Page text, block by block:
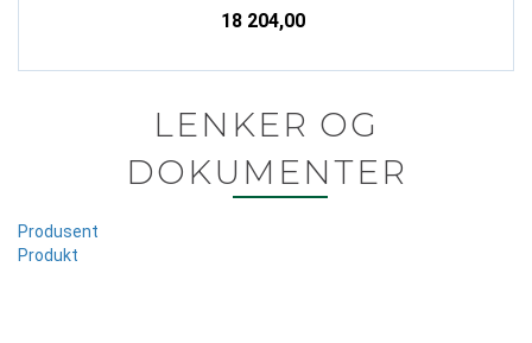
18 204,00
LENKER OG
DOKUMENTER
Produsent
Produkt